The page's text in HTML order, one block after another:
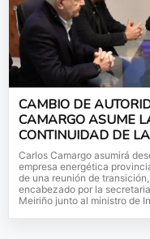
CAMBIO DE
CAMARGO ASUME
CONTINUIDAD DE
Carlos Camargo asumirá
empresa energética
de una reunión de
encabezado por la
Meiriño junto al ministro de